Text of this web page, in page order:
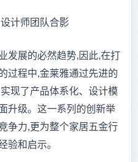
计师团队合影
发展的必然趋势,因此,在打
过程中,金莱雅通过先进的
现了产品体系化、设计模
升级。这一系列的创新举
争力,更为整个家居五金行
验和启示。